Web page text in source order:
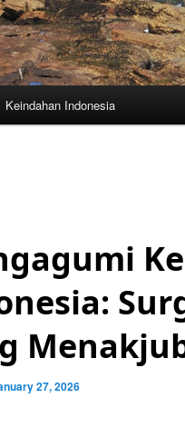
Keindahan Indonesia
27, 2026